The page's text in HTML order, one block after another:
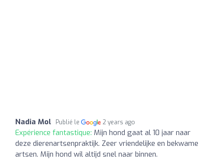
Nadia Mol Publié le 2 years ago
Expérience fantastique: Mijn hond gaat al 10 jaar naar
deze dierenartsenpraktijk. Zeer vriendelijke en bekwame
artsen. Mijn hond wil altijd snel naar binnen.